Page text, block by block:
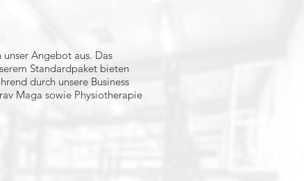
Angebot aus. Das
Standardpaket bieten
durch unsere Business
Maga sowie Physiotherapie